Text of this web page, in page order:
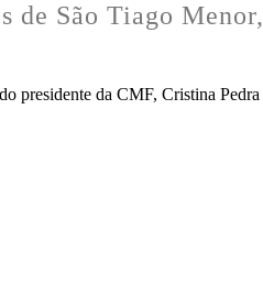
de São Tiago
presidente da CMF, Cristina